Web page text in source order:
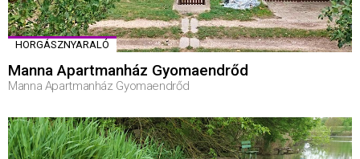
HORGÁSZNYARALÓ
Manna Apartmanház Gyomaendrőd
Manna Apartmanház Gyomaendrőd